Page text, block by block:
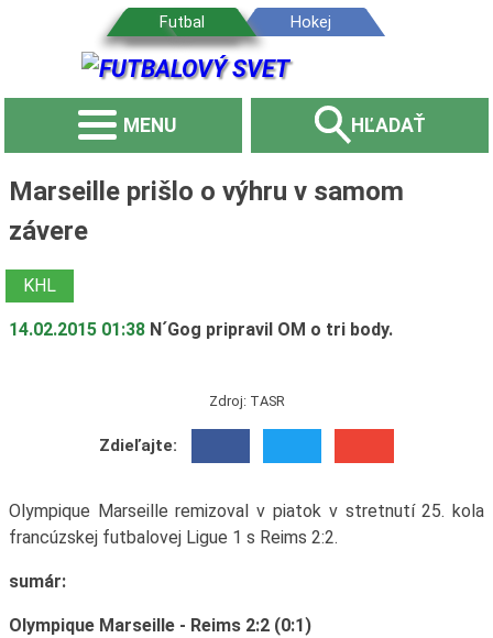
MENU HĽADAŤ
Marseille prišlo o výhru v samom
závere
KHL
14.02.2015 01:38 N´Gog pripravil OM o tri body.
Zdroj: TASR
Zdieľajte:
Olympique Marseille remizoval v piatok v stretnutí 25. kola
francúzskej futbalovej Ligue 1 s Reims 2:2.
sumár:
Olympique Marseille - Reims 2:2 (0:1)